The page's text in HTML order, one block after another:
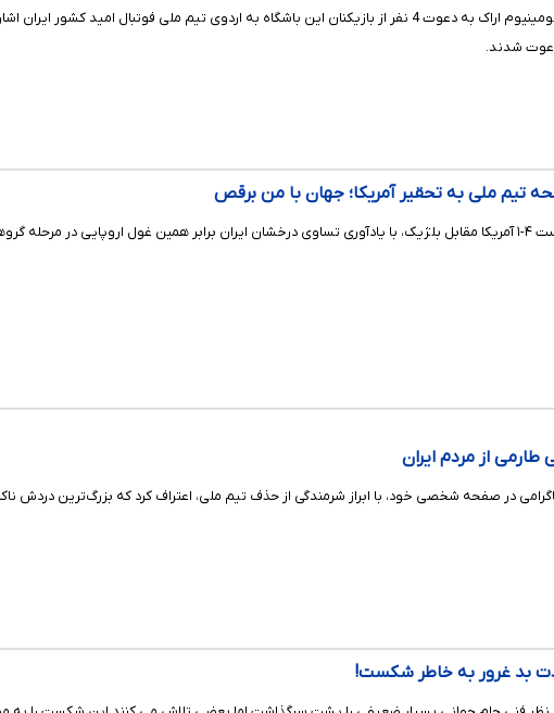
دعوت شدند.
تیم ملی به تحقیر آمریکا؛ جهان با من برقص
کری‌خوانی کرد.
طارمی از مردم ایران
در صفحه شخصی خود، با ابراز شرمندگی از حذف تیم ملی، اعتراف کرد که بزرگ‌ترین دردش
بد غرور به خاطر شکست!